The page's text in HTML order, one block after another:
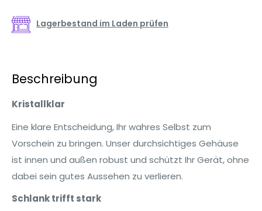
Lagerbestand im Laden prüfen
Beschreibung
Kristallklar
Eine klare Entscheidung, Ihr wahres Selbst zum
Vorschein zu bringen. Unser durchsichtiges Gehäuse
ist innen und außen robust und schützt Ihr Gerät, ohne
dabei sein gutes Aussehen zu verlieren.
Schlank trifft stark